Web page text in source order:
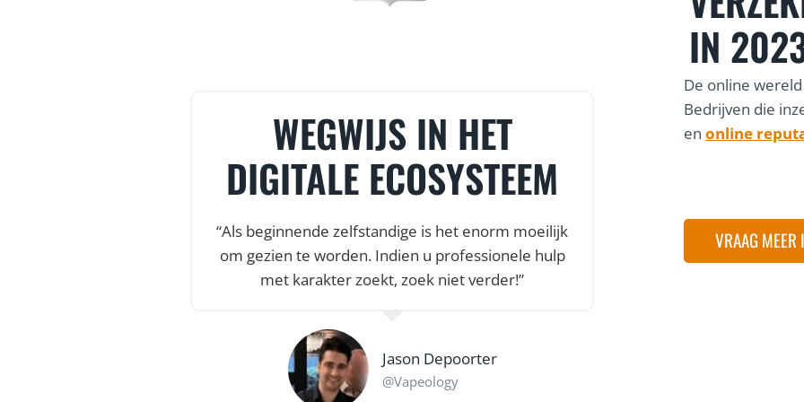
IN
WEGWIJS IN HET
DIGITALE ECOSYSTEEM
“Als beginnende zelfstandige is het enorm moeilijk
om gezien te worden. Indien u professionele hulp
met karakter zoekt, zoek niet verder!”
Jason Depoorter
@Vapeology
VLOTTE
“Dankzij de snelle en
webshop al online,
De online
Bedrijven die
en online
VRAAG MEER